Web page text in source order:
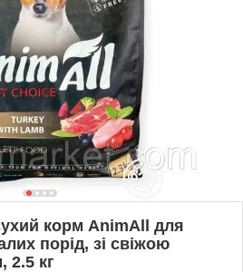
корм AnimAll для
порід, зі свіжою
2.5 кг